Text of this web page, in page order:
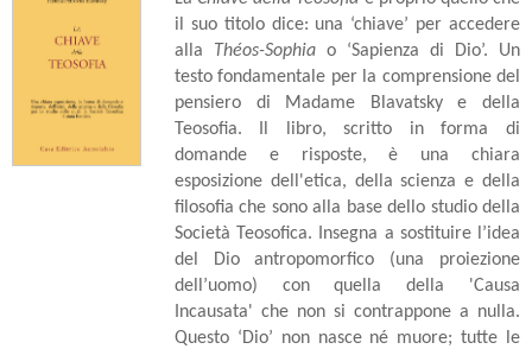
il suo titolo dice: una ‘chiave’ per accedere
alla
Théos-Sophiao ‘Sapienza di Dio’. Un
testo fondamentale per la comprensione del
pensiero di Madame Blavatsky e della
Teosofia. Il libro, scritto in forma di
domande e risposte, è una chiara
esposizione dell'etica, della scienza e della
filosofia che sono alla base dello studio della
Società Teosofica. Insegna a sostituire l’idea
del Dio antropomorfico (una proiezione
dell’uomo) con quella della 'Causa
Incausata' che non si contrappone a nulla.
Questo ‘Dio’ non nasce né muore; tutte le